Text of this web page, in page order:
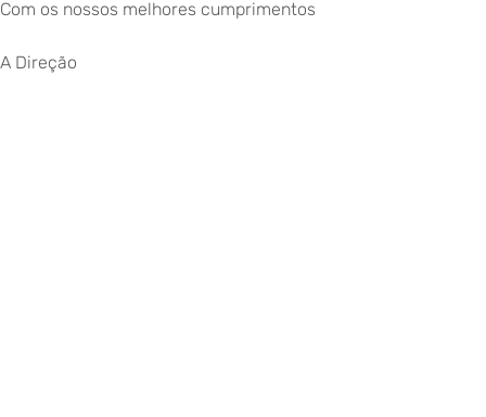
Com os nossos melhores cumprimentos
A Direção